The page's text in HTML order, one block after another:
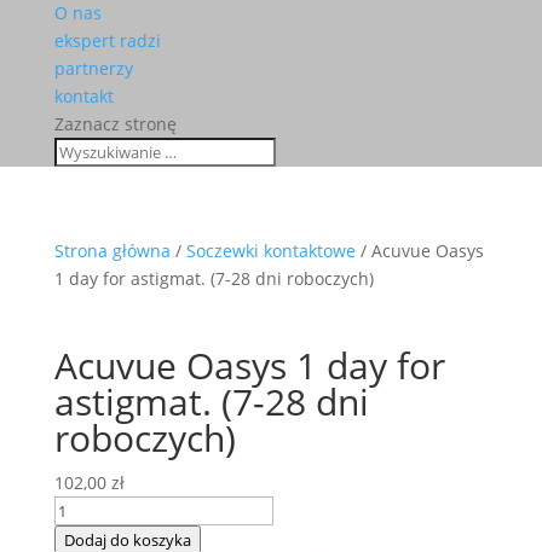
O nas
ekspert radzi
partnerzy
kontakt
Zaznacz stronę
Strona główna / Soczewki kontaktowe / Acuvue Oasys
1 day for astigmat. (7-28 dni roboczych)
Acuvue Oasys 1 day for
astigmat. (7-28 dni
roboczych)
102,00 zł
ilość
Acuvue
Dodaj do koszyka